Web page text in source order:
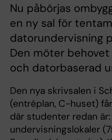
Nu påbörjas
en ny sal för
datorundervisning
Den möter
och datorbaserad
Den nya skrivsalen i
(entréplan, C-huset)
där studenter redan
undervisningslokaler